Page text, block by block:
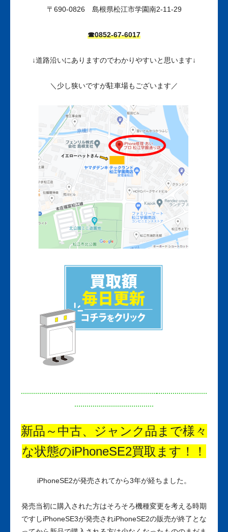
〒690-0826 島根県松江市学園南2-11-29
☎0852-67-6017
↓道路沿いにありますのでわかりやすいと思います↓
＼少し狭いですが駐車場もございます／
新品～中古、ジャンク品まで様々
な状態のiPhoneSE2買取ます！！
iPhoneSE2が発売されてから3年が経ちました。
発売当初に購入された方はそろそろ機種変更を考える時期
ですしiPhoneSE3が発売されiPhoneSE2の販売が終了とな